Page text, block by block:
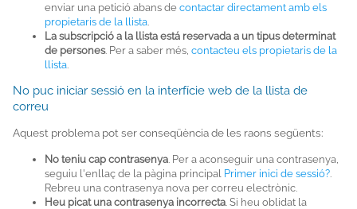
enviar una petició abans de contactar directament amb els
propietaris de la llista
La subscripció a la llista está reservada a un tipus determinat
de persones. Per a saber més, contacteu els propietaris de la
llista
No puc iniciar sessió en la interfície web de la llista de
correu
Aquest problema pot ser conseqüència de les raons següents:
No teniu cap contrasenya . Per a aconseguir una contrasenya,
seguiu l'enllaç de la pàgina principal Primer inici de sessió?
Rebreu una contrasenya nova per correu electrònic.
Heu picat una contrasenya incorrecta . Si heu oblidat la